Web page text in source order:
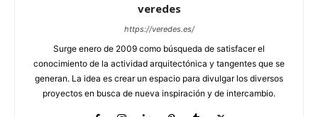
veredes
https://veredes.es/
Surge enero de 2009 como búsqueda de satisfacer el
conocimiento de la actividad arquitectónica y tangentes que se
generan. La idea es crear un espacio para divulgar los diversos
proyectos en busca de nueva inspiración y de intercambio.